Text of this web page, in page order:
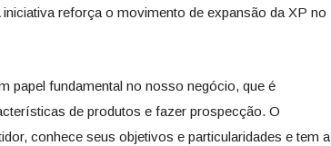
reforça o movimento de expansão da XP no
papel fundamental no nosso negócio, que é
de produtos e fazer prospecção. O
conhece seus objetivos e particularidades e tem a